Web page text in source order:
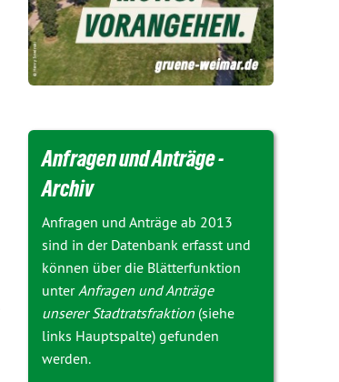
Anfragen und Anträge -
Archiv
Anfragen und Anträge ab 2013
sind in der Datenbank erfasst und
können über die Blätterfunktion
unterAnfragen und Anträge
unserer Stadtratsfraktion (siehe
links Hauptspalte) gefunden
werden.